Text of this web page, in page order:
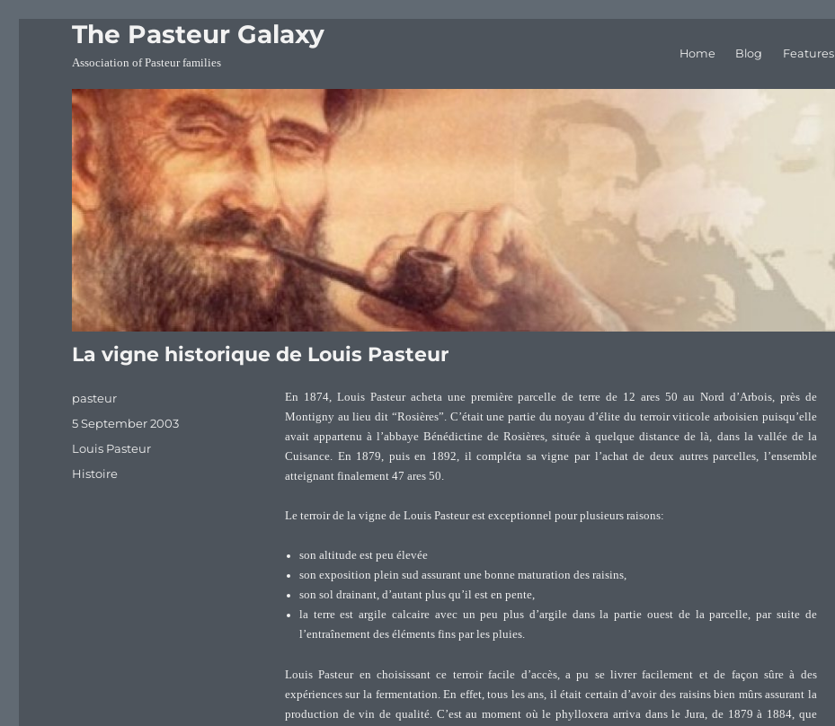
The Pasteur Galaxy
Association of Pasteur families
Home Blog Features
La vigne historique de Louis Pasteur
En 1874, Louis Pasteur acheta une première parcelle de terre de 12 ares 50 au Nord d’Arbois, près de
Montigny au lieu dit “Rosières”. C’était une partie du noyau d’élite du terroir viticole arboisien puisqu’elle
avait appartenu à l’abbaye Bénédictine de Rosières, située à quelque distance de là, dans la vallée de la
Cuisance. En 1879, puis en 1892, il compléta sa vigne par l’achat de deux autres parcelles, l’ensemble
atteignant finalement 47 ares 50.
Le terroir de la vigne de Louis Pasteur est exceptionnel pour plusieurs raisons:
son altitude est peu élevée
son exposition plein sud assurant une bonne maturation des raisins,
son sol drainant, d’autant plus qu’il est en pente,
la terre est argile calcaire avec un peu plus d’argile dans la partie ouest de la parcelle, par suite de
l’entraînement des éléments fins par les pluies.
Louis Pasteur en choisissant ce terroir facile d’accès, a pu se livrer facilement et de façon sûre à des
expériences sur la fermentation. En effet, tous les ans, il était certain d’avoir des raisins bien mûrs assurant la
production de vin de qualité. C’est au moment où le phylloxera arriva dans le Jura, de 1879 à 1884, que
Author
pasteur
Posted
5 September 2003
Categories
Louis Pasteur
Tags
Histoire